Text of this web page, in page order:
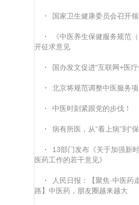
· 国家卫生健康委员会召开
·
《中医养生保健服务规范
开征求意见
· 国办发文促进“互联网+医
· 北京将规范调整中医服务
· 中医时刻紧跟党的步伐！
· 病有所医，从“看上病”到“
·
13部门发布《关于加强新
医药工作的若干意见》
·
人民日报：【聚焦·中医药
路】中医药，朋友圈越来越大